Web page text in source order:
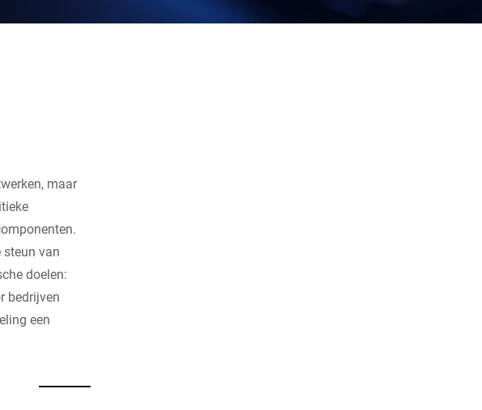
maar
van
doelen:
bedrijven
een